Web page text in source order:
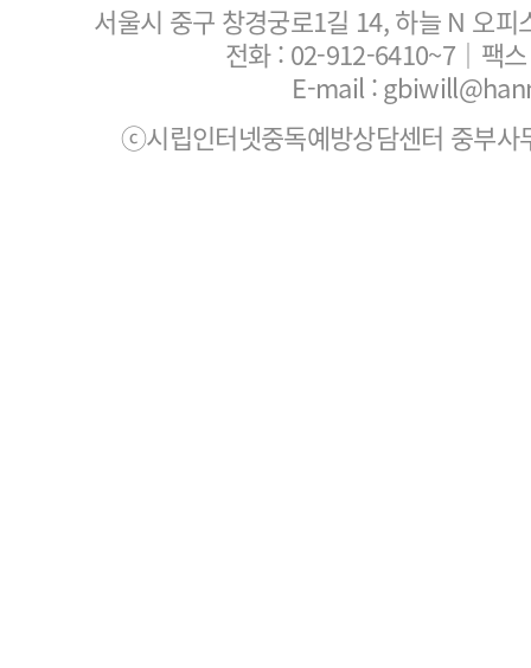
서울시 중구 창경궁로1길 14, 하늘 N 오
전화 : 02-912-6410~7 ｜팩
E-mail :
ⓒ시립인터넷중독예방상담센터 중부